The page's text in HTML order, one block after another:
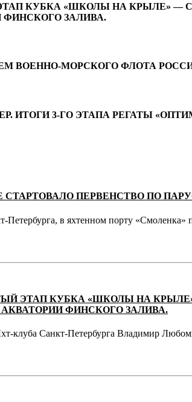
КУБКА «ШКОЛЫ НА КРЫЛЕ» —
ФИНСКОГО ЗАЛИВА.
ВОЕННО-МОРСКОГО ФЛОТА
ИТОГИ 3-ГО ЭТАПА РЕГАТЫ
СТАРТОВАЛО ПЕРВЕНСТВО ПО
Петербурга, в яхтенном порту
ЭТАП КУБКА «ШКОЛЫ НА
ФИНСКОГО ЗАЛИВА.
клуба Санкт-Петербурга Владимир